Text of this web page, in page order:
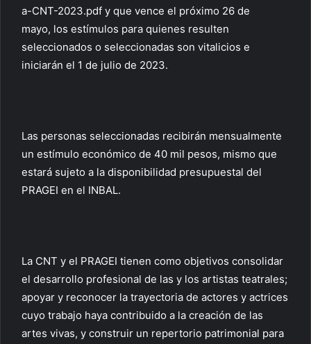
a-CNT-2023.pdf y que vence el próximo 26 de
mayo, los estímulos para quienes resulten
seleccionados o seleccionadas son vitalicios e
iniciarán el 1 de julio de 2023.
Las personas seleccionadas recibirán mensualmente
un estímulo económico de 40 mil pesos, mismo que
estará sujeto a la disponibilidad presupuestal del
PRAGEI en el INBAL.
La CNT y el PRAGEI tienen como objetivos consolidar
el desarrollo profesional de las y los artistas teatrales;
apoyar y reconocer la trayectoria de actores y actrices
cuyo trabajo haya contribuido a la creación de las
artes vivas, y construir un repertorio patrimonial para